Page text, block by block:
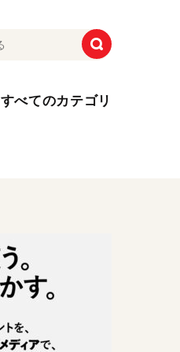
すべてのカテゴリ